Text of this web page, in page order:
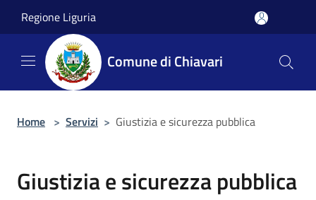
Regione Liguria
Comune di Chiavari
Home > Servizi > Giustizia e sicurezza pubblica
Giustizia e sicurezza pubblica